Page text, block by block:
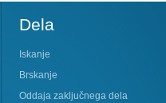
Dela
Iskanje
Brskanje
Oddaja zaključnega dela